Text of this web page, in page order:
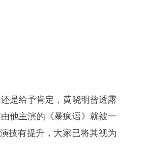
是给予肯定，黄晓明曾透露
他主演的《暴疯语》就被一
技有提升，大家已将其视为